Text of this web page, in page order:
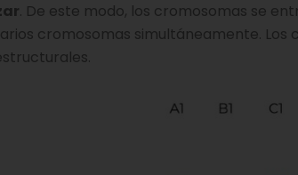
. De este modo, los cromosomas se
cromosomas simultáneamente. Los